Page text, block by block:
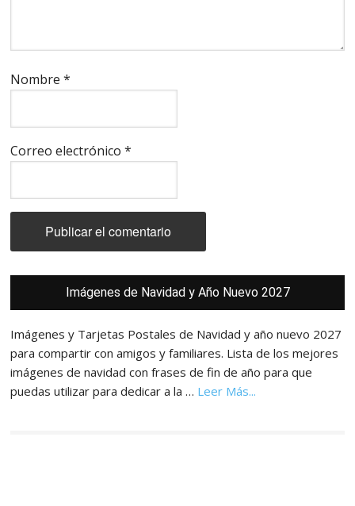
Nombre*
Correo electrónico*
principal
Imágenes de Navidad y Año Nuevo 2027
Imágenes y Tarjetas Postales de Navidad y año nuevo 2027
para compartir con amigos y familiares. Lista de los mejores
imágenes de navidad con frases de fin de año para que
puedas utilizar para dedicar a la … Leer Más...